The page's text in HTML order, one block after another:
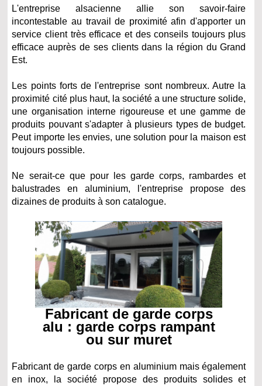
L'entreprise alsacienne allie son savoir-faire
incontestable au travail de proximité afin d'apporter un
service client très efficace et des conseils toujours plus
efficace auprès de ses clients dans la région du Grand
Est.
Les points forts de l'entreprise sont nombreux. Autre la
proximité cité plus haut, la société a une structure solide,
une organisation interne rigoureuse et une gamme de
produits pouvant s'adapter à plusieurs types de budget.
Peut importe les envies, une solution pour la maison est
toujours possible.
Ne serait-ce que pour les garde corps, rambardes et
balustrades en aluminium, l'entreprise propose des
dizaines de produits à son catalogue.
Fabricant de garde corps
alu : garde corps rampant
ou sur muret
Fabricant de garde corps en aluminium mais également
en inox, la société propose des produits solides et